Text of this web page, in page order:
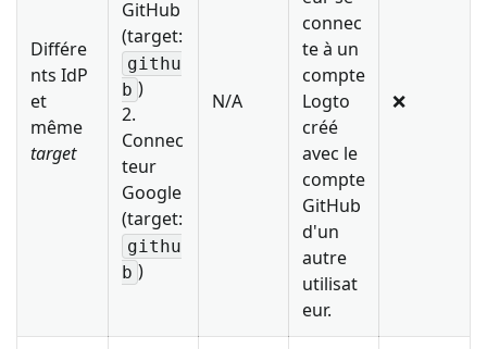
Différe
nts IdP
et
même
target
GitHub
(target:
githu
b )
2.
Connec
teur
Google
(target:
githu
b )
N/A
connec
te à un
compte
Logto
créé
avec le
compte
GitHub
d'un
autre
utilisat
eur.
❌